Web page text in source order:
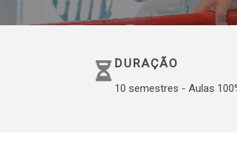
FISIOTERAPIA
DURAÇÃO
10 semestres - Aulas